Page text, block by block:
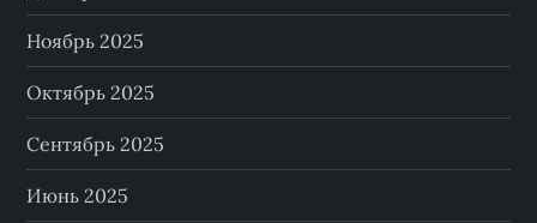
Ноябрь 2025
Октябрь 2025
Сентябрь 2025
Июнь 2025